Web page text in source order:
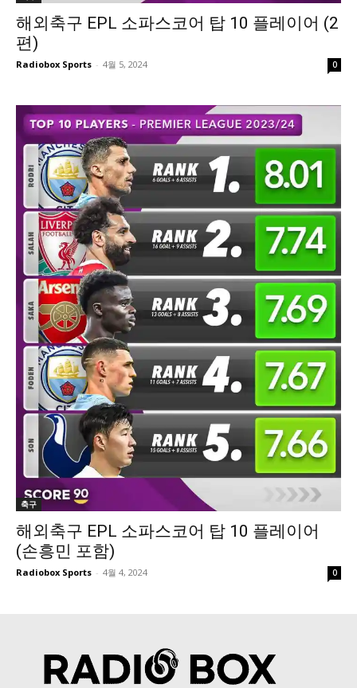
해외축구 EPL 소파스코어 탑 10 플레이어 (2
편)
Radiobox Sports - 4월 5, 2024 0
축구
해외축구 EPL 소파스코어 탑 10 플레이어
(손흥민 포함)
Radiobox Sports - 4월 4, 2024 0